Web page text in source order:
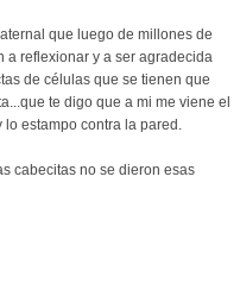
que luego de millones de
a reflexionar y a ser agradecida
de células que se tienen que
te digo que a mi me viene el
estampo contra la pared.
cabecitas no se dieron esas